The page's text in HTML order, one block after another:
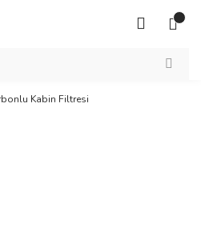
Kabin Filtresi